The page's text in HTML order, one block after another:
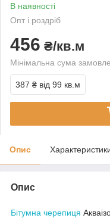
В наявності
Опт і роздріб
456 ₴/кв.м
Мінімальна сума
387 ₴ від 99 кв.м
Опис
Опис
Бітумна черепиця